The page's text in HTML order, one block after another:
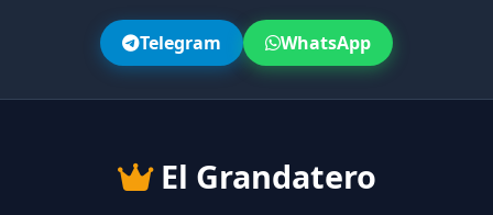
Telegram WhatsApp
El Grandatero